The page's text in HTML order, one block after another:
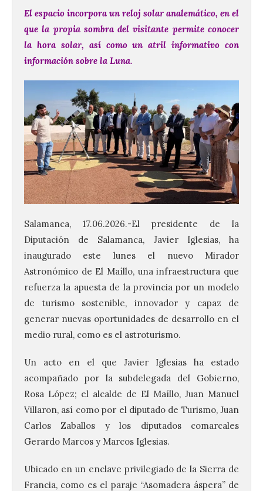
El espacio incorpora un reloj solar analemático, en el
que la propia sombra del visitante permite conocer
la hora solar, así como un atril informativo con
información sobre la Luna.
Salamanca, 17.06.2026.-El presidente de la
Diputación de Salamanca, Javier Iglesias, ha
inaugurado este lunes el nuevo Mirador
Astronómico de El Maíllo, una infraestructura que
refuerza la apuesta de la provincia por un modelo
de turismo sostenible, innovador y capaz de
generar nuevas oportunidades de desarrollo en el
medio rural, como es el astroturismo.
Un acto en el que Javier Iglesias ha estado
acompañado por la subdelegada del Gobierno,
Rosa López; el alcalde de El Maíllo, Juan Manuel
Villaron, así como por el diputado de Turismo, Juan
Carlos Zaballos y los diputados comarcales
Gerardo Marcos y Marcos Iglesias.
Ubicado en un enclave privilegiado de la Sierra de
Francia, como es el paraje “Asomadera áspera” de